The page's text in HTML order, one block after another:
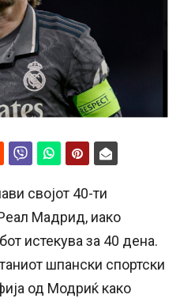
својот 40-ти
Мадрид, иако
истекува за 40 дена.
шпански спортски
од Модриќ како